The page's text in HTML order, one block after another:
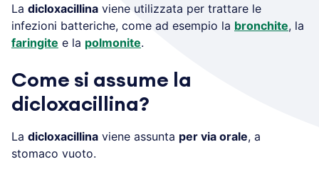
La dicloxacillina viene utilizzata per trattare le
infezioni batteriche, come ad esempio la bronchite, la
faringite e la polmonite.
Come si assume la
dicloxacillina?
La dicloxacillina viene assunta per via orale, a
stomaco vuoto.